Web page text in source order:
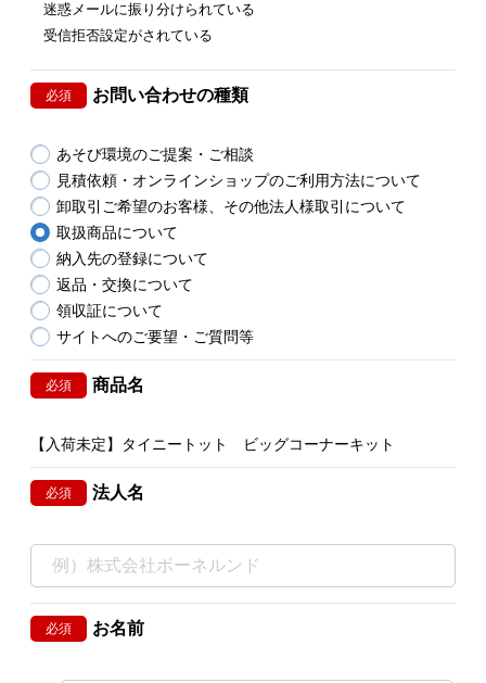
迷惑メールに振り分けられている
受信拒否設定がされている
必須 お問い合わせの種類
あそび環境のご提案・ご相談
見積依頼・オンラインショップのご利用方法について
卸取引ご希望のお客様、その他法人様取引について
取扱商品について
納入先の登録について
返品・交換について
領収証について
サイトへのご要望・ご質問等
必須 商品名
【入荷未定】タイニートット ビッグコーナーキット
必須 法人名
必須 お名前